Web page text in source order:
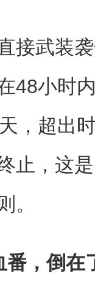
接武装
48小时
，超出
止，这
。
，倒在